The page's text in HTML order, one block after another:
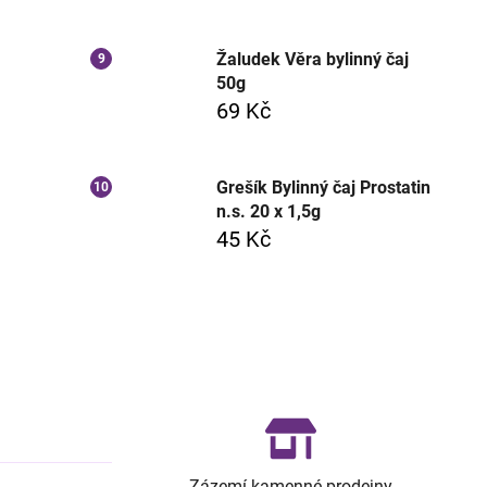
Žaludek Věra bylinný čaj
50g
69 Kč
Grešík Bylinný čaj Prostatin
n.s. 20 x 1,5g
45 Kč